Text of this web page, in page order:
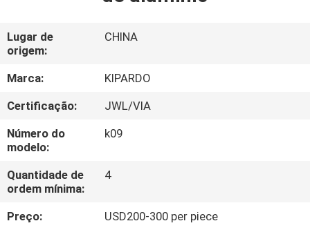
SOBRE
NÓS
EXCURSÃO
DA
FÁBRICA
CONTROLE
Lugar de
origem:
CHINA
Marca:
KIPARDO
Certificação:
JWL/VIA
Número do
modelo:
k09
Quantidade de
ordem mínima:
4
Preço:
USD200-300 per piece